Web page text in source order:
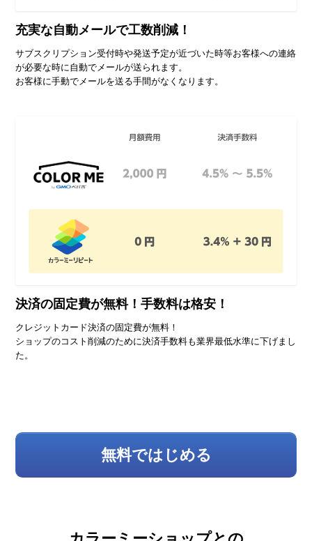
充実な自動メールで工数削減！
サブスクリプション受付時や発送予定が近づいた時等お客様への連絡
が必要な時に自動でメールが送られます。
お客様に手動でメールを送る手間がなくなります。
決済の固定費が無料！手数料は格安！
クレジットカード決済の固定費が無料！
ショップのコスト削減のために決済手数料も業界最低水準に下げまし
た。
無料ではじめる